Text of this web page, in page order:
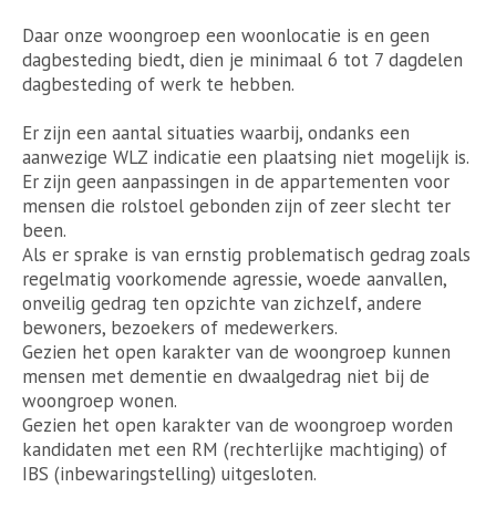
Daar onze woongroep een woonlocatie is en geen
dagbesteding biedt, dien je minimaal 6 tot 7 dagdelen
dagbesteding of werk te hebben.
Er zijn een aantal situaties waarbij, ondanks een
aanwezige WLZ indicatie een plaatsing niet mogelijk is.
Er zijn geen aanpassingen in de appartementen voor
mensen die rolstoel gebonden zijn of zeer slecht ter
been.
Als er sprake is van ernstig problematisch gedrag zoals
regelmatig voorkomende agressie, woede aanvallen,
onveilig gedrag ten opzichte van zichzelf, andere
bewoners, bezoekers of medewerkers.
Gezien het open karakter van de woongroep kunnen
mensen met dementie en dwaalgedrag niet bij de
woongroep wonen.
Gezien het open karakter van de woongroep worden
kandidaten met een RM (rechterlijke machtiging) of
IBS (inbewaringstelling) uitgesloten.